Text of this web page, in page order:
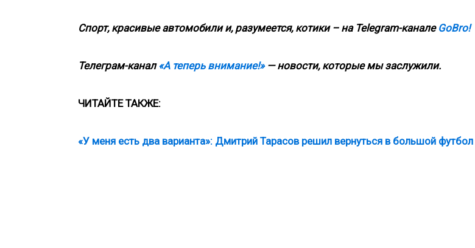
Спорт, красивые автомобили и, разумеется, котики – на Telegram-канале GoBro!
Телеграм-канал «А теперь внимание!»— новости, которые мы заслужили.
ЧИТАЙТЕТАКЖЕ:
«У меня есть два варианта»: Дмитрий Тарасов решил вернуться в большой футбол